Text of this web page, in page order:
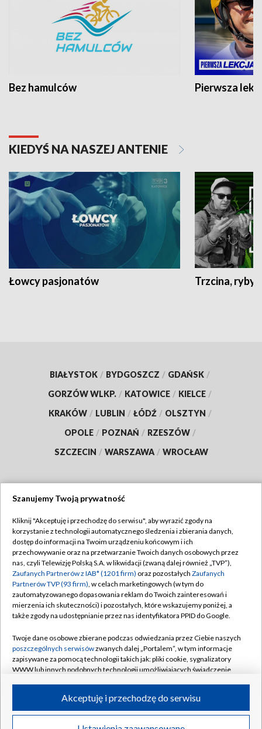
Bez hamulców Pierwsza
KIEDYŚ NA NASZEJ ANTENIE
Łowcy pasjonatów Trzcina, ryby
BIAŁYSTOK / BYDGOSZCZ / GDAŃSK /
GORZÓW WLKP. / KATOWICE / KIELCE /
KRAKÓW / LUBLIN / ŁÓDŹ / OLSZTYN /
OPOLE / POZNAŃ / RZESZÓW /
SZCZECIN / WARSZAWA / WROCŁAW
TVP
Abonament TVP
Emisja w TVP
Centrum informacji TVP
Naziemna Telewizja Cyfrowa
Rada Programowa
System NOS
Informacje o nadawcy
Program dla prasy
Regulamin TVP
Polityka prywatności
Moje zgody
Pomoc
Kontakt
Kanały
©2026 Telewizja Polska S.A. w likwidacji
Szanujemy Twoją prywatność
Kliknij "Akceptuję i przechodzę do serwisu", aby wyrazić zgody na
korzystanie z technologii automatycznego śledzenia i zbierania danych,
dostęp do informacji na Twoim urządzeniu końcowym i ich
przechowywanie oraz na przetwarzanie Twoich danych osobowych przez
nas, czyli Telewizję Polską S.A. w likwidacji (zwaną dalej również „TVP”),
Zaufanych Partnerów z IAB* (1201 firm) oraz pozostałych Zaufanych
Partnerów TVP (93 firm), w celach marketingowych (w tym do
zautomatyzowanego dopasowania reklam do Twoich zainteresowań i
mierzenia ich skuteczności) i pozostałych, które wskazujemy poniżej, a
także zgody na udostępnianie przez nas identyfikatora PPID do Google.
Twoje dane osobowe zbierane podczas odwiedzania przez Ciebie naszych
poszczególnych serwisówzwanych dalej „Portalem”, w tym informacje
zapisywane za pomocą technologii takich jak: pliki cookie, sygnalizatory
WWW lub innych podobnych technologii umożliwiających świadczenie
ruchu w Internecie.
Twoje dane osobowe zbierane podczas odwiedzania przez Ciebie
Akceptuję i przechodzę do serwisu